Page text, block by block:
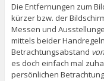
Die Entfernungen zum
kürzer bzw. der
Messen und
mittels beider
Betrachtungsabstand
es doch einfach mal
persönlichen